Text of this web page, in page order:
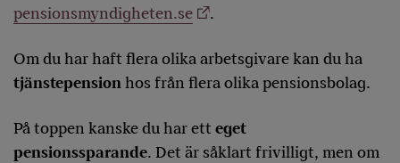
pensionsmyndigheten.se
.
Om du har haft flera olika arbetsgivare kan du ha
tjänstepensionhos från flera olika pensionsbolag.
På toppen kanske du har ett eget
pensionssparande. Det är såklart frivilligt, men om